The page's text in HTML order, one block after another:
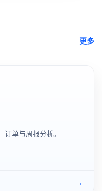
更多
单与周报分析。
→